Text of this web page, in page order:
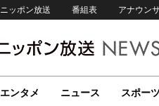
ニッポン放送 番組表 アナウン
エンタメ ニュース スポーツ